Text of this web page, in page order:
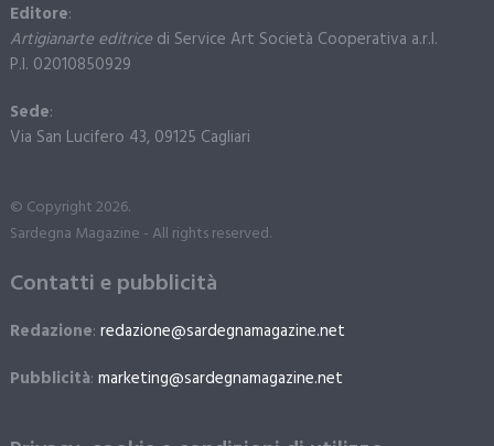
Editore:
Artigianarte editricedi Service Art Società Cooperativa a.r.l.
P.I. 02010850929
Sede:
Via San Lucifero 43, 09125 Cagliari
© Copyright 2026.
Sardegna Magazine - All rights reserved.
Contatti e pubblicità
Redazione: redazione@sardegnamagazine.net
Pubblicità: marketing@sardegnamagazine.net